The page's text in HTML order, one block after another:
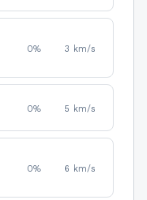
0% 3 km/s
0% 5 km/s
0% 6 km/s